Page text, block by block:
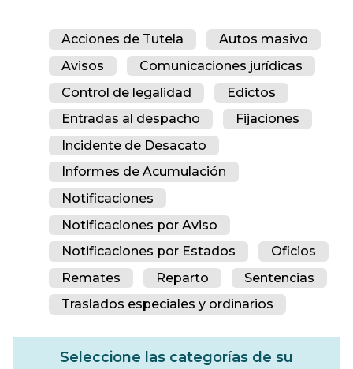
Acciones de Tutela
Autos masivo
Avisos
Comunicaciones jurídicas
Control de legalidad
Edictos
Entradas al despacho
Fijaciones
Incidente de Desacato
Informes de Acumulación
Notificaciones
Notificaciones por Aviso
Notificaciones por Estados
Oficios
Remates
Reparto
Sentencias
Traslados especiales y ordinarios
Seleccione las categorías de su